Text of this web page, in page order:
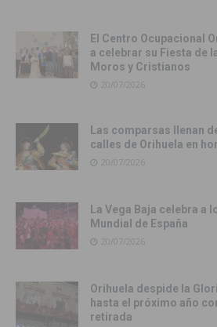
El Centro Ocupacional
a celebrar su Fiesta de
Moros y Cristianos
20/07/2026
Las comparsas llenan
calles de Orihuela en
20/07/2026
La Vega Baja celebra a
Mundial de España
20/07/2026
Orihuela despide la
hasta el próximo año
retirada